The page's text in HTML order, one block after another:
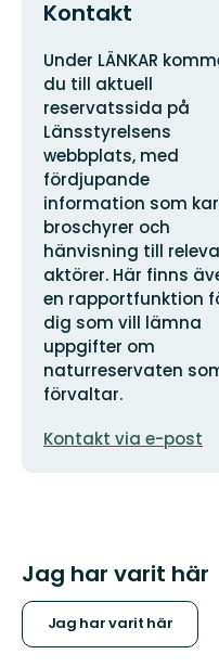
Kontakt
Adress
Under LÄNKAR
du till aktuell
reservatssida på
Länsstyrelsens
webbplats, med
fördjupande
information som
broschyrer och
hänvisning till
aktörer. Här finns
en rapportfunktion
dig som vill lämna
uppgifter om
naturreservaten
förvaltar.
postadress
Kontakt via e-post
Jag har varit här
Jag har varit här